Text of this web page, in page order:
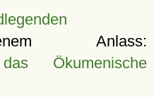
Anlass:
Ökumenische